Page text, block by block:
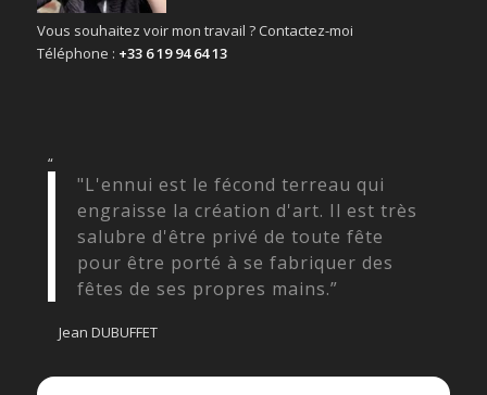
Vous souhaitez voir mon travail ? Contactez-moi
Téléphone : +33 6 19 94 64 13
“
"L'ennui est le fécond terreau qui
engraisse la création d'art. Il est très
salubre d'être privé de toute fête
pour être porté à se fabriquer des
fêtes de ses propres mains.”
Jean DUBUFFET